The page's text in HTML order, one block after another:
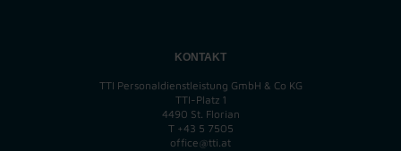
KONTAKT
TTI Personaldienstleistung GmbH & Co KG
TTI-Platz 1
4490 St. Florian
T +43 5 7505
office@tti.at